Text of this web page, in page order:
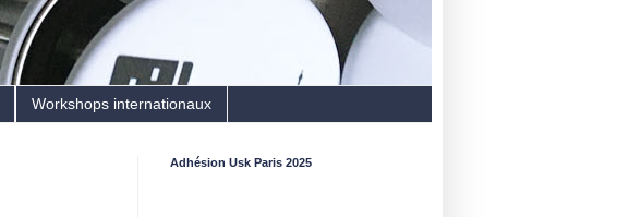
Workshops internationaux
Adhésion Usk Paris 2025